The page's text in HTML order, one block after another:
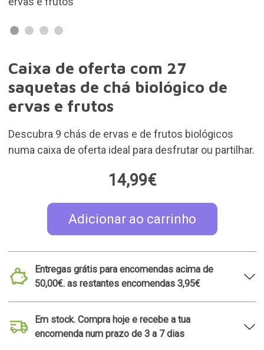
Caixa de oferta com 27
saquetas de chá biológico de
ervas e frutos
Descubra 9 chás de ervas e de frutos biológicos
numa caixa de oferta ideal para desfrutar ou partilhar.
14,99€
Adicionar ao carrinho
Entregas grátis para encomendas acima de
50,00€. as restantes encomendas 3,95€
Em stock. Compra hoje e recebe a tua
encomenda num prazo de 3 a 7 dias